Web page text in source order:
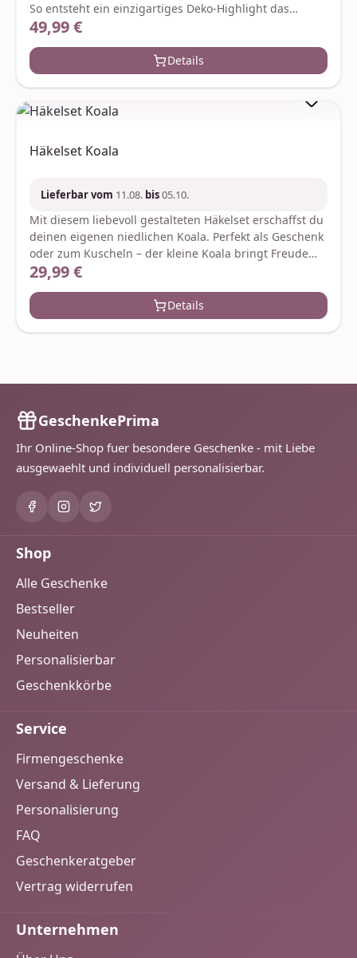
So entsteht ein einzigartiges Deko-Highlight das
perfekt in jedes Zuhause passt oder als liebevolles
enthalten – für entspannte Kreativmomente und ein
handgemachtes Unikat. Je nach Verfügbarkeit werden
ggf. gleich- oder höherwertige Ersatzartikel geliefert.
Hersteller:Graine CreativeZae le rondCS
Regulärer Preis:
49,99 €
Details
Häkelset Koala
Lieferbar vom 11.08. bis05.10.
Mit diesem liebevoll gestalteten Häkelset erschaffst du
deinen eigenen niedlichen Koala. Perfekt als Geschenk
oder zum Kuscheln – der kleine Koala bringt Freude
beim Häkeln und sorgt für entspannte DIY-Momente.
kreative Auszeiten und ein handgemachtes
Lieblingsstück. Je nach Verfügbarkeit werden ggf.
gleich- oder höherwertige Ersatzartikel geliefert.
Regulärer Preis:
29,99 €
Details
GeschenkePrima
Ihr Online-Shop fuer besondere Geschenke - mit Liebe
ausgewaehlt und individuell personalisierbar.
Shop
Alle Geschenke
Bestseller
Neuheiten
Personalisierbar
Geschenkkörbe
Service
Firmengeschenke
Versand & Lieferung
Personalisierung
FAQ
Geschenkeratgeber
Vertrag widerrufen
Unternehmen